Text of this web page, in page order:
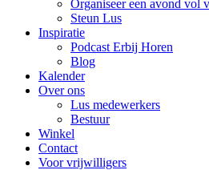
Organiseer een avond vol
Steun Lus
Inspiratie
Podcast Erbij Horen
Blog
Kalender
Over ons
Lus medewerkers
Bestuur
Winkel
Contact
Voor vrijwilligers